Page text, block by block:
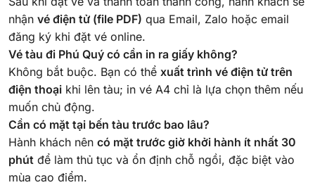
nhận vé điện tử (file PDF) qua Email, Zalo hoặc email
đăng ký khi đặt vé online.
Vé tàu đi Phú Quý có cần in ra giấy không?
Không bắt buộc. Bạn có thể xuất trình vé điện tử trên
điện thoại khi lên tàu; in vé A4 chỉ là lựa chọn thêm nếu
muốn chủ động.
Cần có mặt tại bến tàu trước bao lâu?
Hành khách nên có mặt trước giờ khởi hành ít nhất 30
phút để làm thủ tục và ổn định chỗ ngồi, đặc biệt vào
mùa cao điểm.